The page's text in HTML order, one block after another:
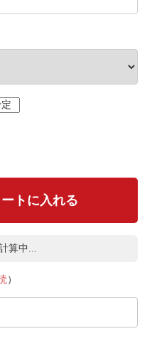
ートに入れる
算中...
）